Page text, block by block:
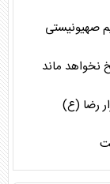
صهیونیستی
ماند
رضا (ع)